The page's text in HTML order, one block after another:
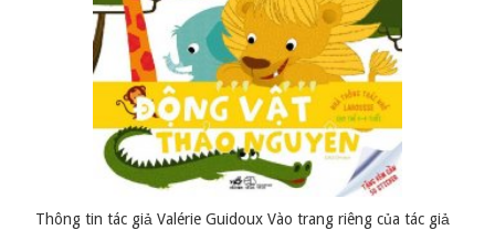
Thông tin tác giả Valérie Guidoux Vào trang riêng của tác giả